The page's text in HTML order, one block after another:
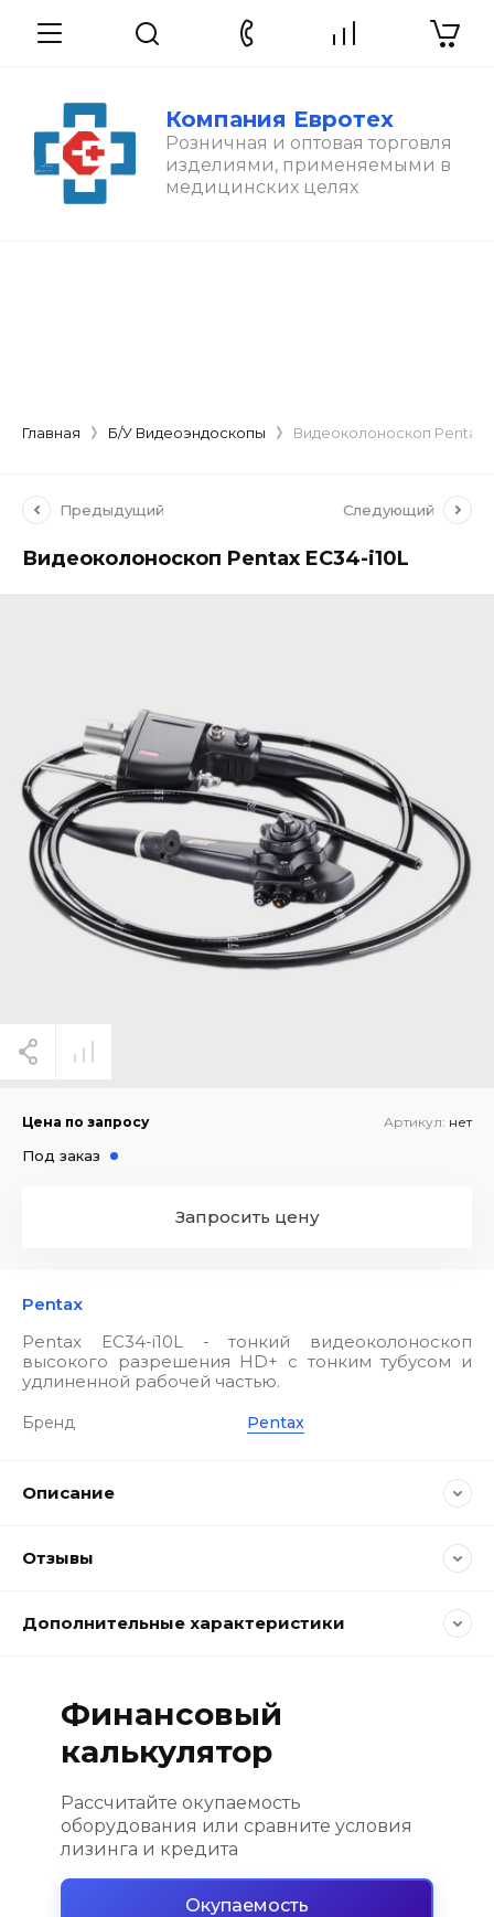
Компания Евротех
Розничная и оптовая торговля
изделиями, применяемыми в
медицинских целях
Главная Б/У Видеоэндоскопы Видеоколоноскоп Pentax
Предыдущий Следующий
Видеоколоноскоп Pentax EC34-i10L
Pentax
Pentax EC34-i10L - тонкий видеоколоноскоп
высокого разрешения HD+ с тонким тубусом и
удлиненной рабочей частью.
Цена по запросу Артикул: нет
Под заказ
Запросить цену
Бренд Pentax
Описание
Отзывы
Дополнительные характеристики
Финансовый
калькулятор
Рассчитайте окупаемость
оборудования или сравните условия
лизинга и кредита
Окупаемость